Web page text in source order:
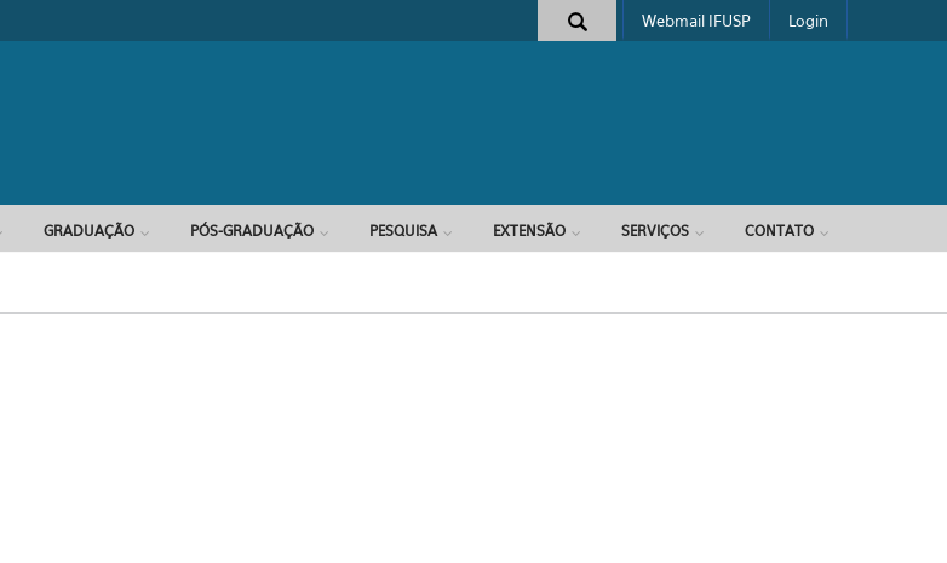
Formulário de busca
Webmail IFUSP Login
GRADUAÇÃO PÓS-GRADUAÇÃO PESQUISA EXTENSÃO SERVIÇOS CONTATO